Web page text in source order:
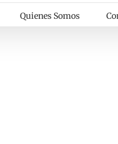
Quienes Somos